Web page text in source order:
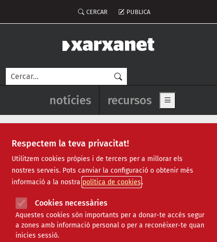
Respectem la teva privacitat!
Utilitzem cookies pròpies i de tercers per a millorar els
nostres serveis. Pots canviar la configuració o obtenir més
informació a la nostra política de cookies
Cookies necessàries
Aquestes cookies són importants per a donar-te accés segur
a zones amb informació personal o per a reconèixer-te quan
inicies sessió.
Menú del compte d'usuari
CERCAR PUBLICA
Cerca
Navegació principal de
notícies recursos Show main
Notícies
Totes | Ambiental | Comunitari | Cultural | Social
|
Internacional | Projectes | Jurídic | Tecnològic
Formació
Àmbit de la notícia
SOCIAL